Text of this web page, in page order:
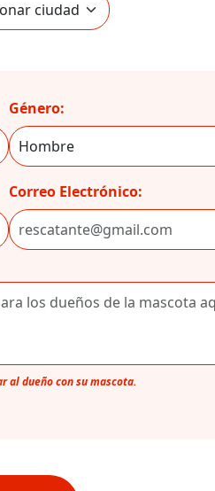
Género:
Correo Electrónico:
al dueño con su mascota.